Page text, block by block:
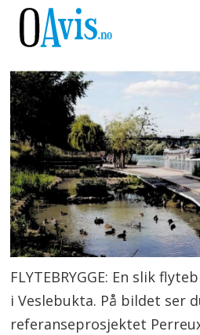
FLYTEBRYGGE: En slik
i Veslebukta. På bildet ser
referanseprosjektet